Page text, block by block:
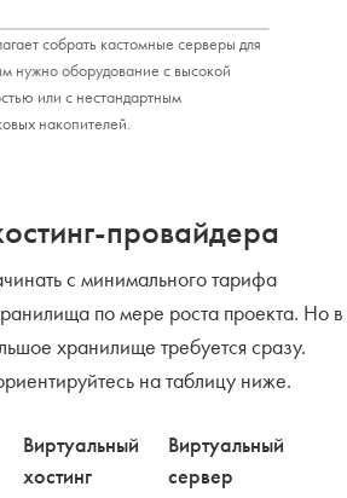
собрать кастомные серверы для
нужно оборудование с высокой
или с нестандартным
накопителей.
провайдера
с минимального тарифа
по мере роста проекта. Но в
хранилище требуется сразу.
на таблицу ниже.
Виртуальный
хостинг
Виртуальный
сервер